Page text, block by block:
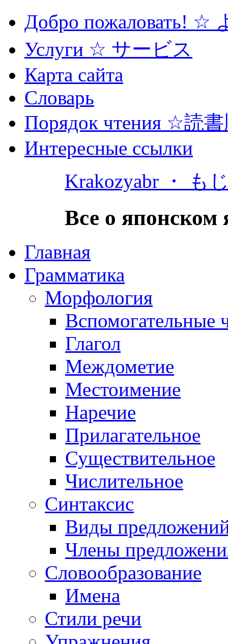
Добро пожаловать! ☆
Услуги ☆ サービス
Карта сайта
Словарь
Порядок чтения ☆読
Интересные ссылки
Krakozyabr ・ も
Все о японском
Главная
Грамматика
Морфология
Вспомогательные
Глагол
Междометие
Местоимение
Наречие
Прилагательное
Существительное
Числительное
Синтаксис
Виды
Члены
Словообразование
Имена
Стили речи